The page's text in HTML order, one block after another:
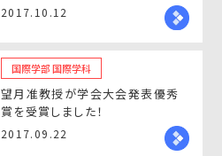
2017.10.12
国際学部 国際学科
望月准教授が学会大会発表優秀
賞を受賞しました！
2017.09.22